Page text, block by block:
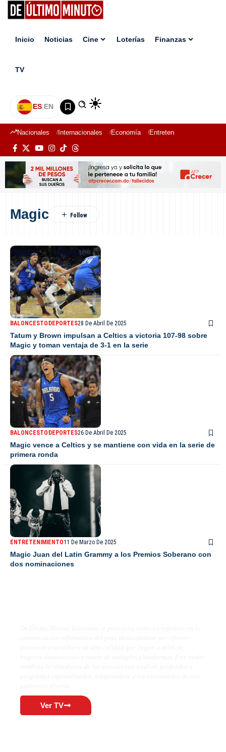
Inicio Noticias Cine Loterías Finanzas
TV
ES|EN
Nacionales Internacionales Economía Entretenimiento
Magic
BALONCESTODEPORTES28 De Abril De 2025
Tatum y Brown impulsan a Celtics a victoria 107-98 sobre
Magic y toman ventaja de 3-1 en la serie
BALONCESTODEPORTES26 De Abril De 2025
Magic vence a Celtics y se mantiene con vida en la serie de
primera ronda
ENTRETENIMIENTO11 De Marzo De 2025
Magic Juan del Latin Grammy a los Premios Soberano con
dos nominaciones
Ver TV